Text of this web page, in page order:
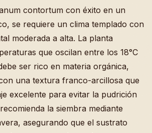
contortum con éxito en un
se requiere un clima templado con
moderada a alta. La planta
que oscilan entre los 18°C
ser rico en materia orgánica,
una textura franco-arcillosa que
excelente para evitar la pudrición
la siembra mediante
asegurando que el sustrato